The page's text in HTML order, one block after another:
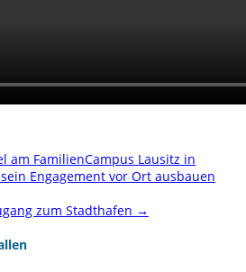
am FamilienCampus Lausitz in
Engagement vor Ort ausbauen
zum Stadthafen →